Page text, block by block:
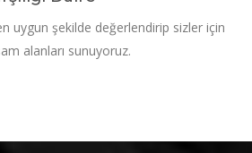
uygun şekilde değerlendirip sizler için
alanları sunuyoruz.